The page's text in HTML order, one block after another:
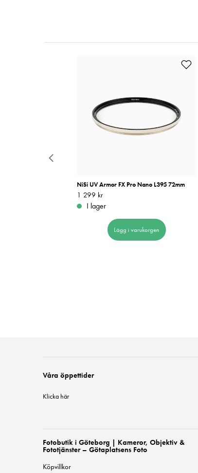
NiSi UV Armor FX Pro Nano L395 72mm
Pris:1 299 kr
1 299 kr
I lager
Lägg i varukorgen
Våra öppettider
Klicka här
Fotobutik i Göteborg | Kameror, Objektiv &
Fototjänster – Götaplatsens Foto
Köpvillkor